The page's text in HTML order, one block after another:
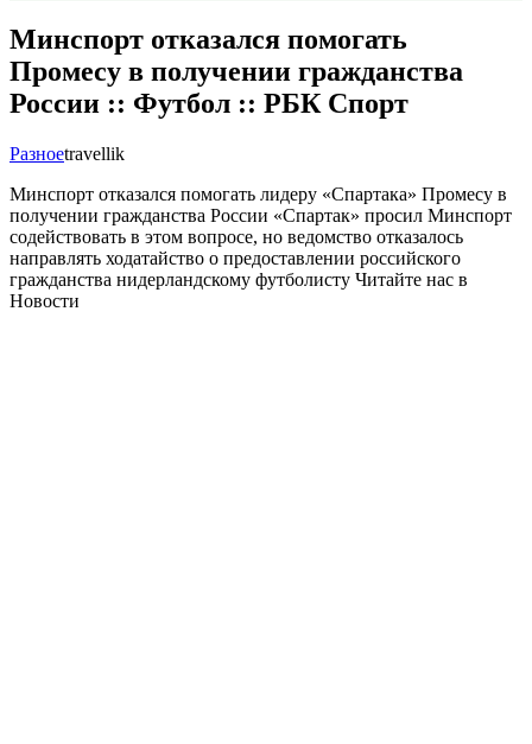
Минспорт отказался помогать
Промесу в получении гражданства
России :: Футбол :: РБК Спорт
Разноеtravellik
Минспорт отказался помогать лидеру «Спартака» Промесу в
получении гражданства России «Спартак» просил Минспорт
содействовать в этом вопросе, но ведомство отказалось
направлять ходатайство о предоставлении российского
гражданства нидерландскому футболисту Читайте нас в
Новости